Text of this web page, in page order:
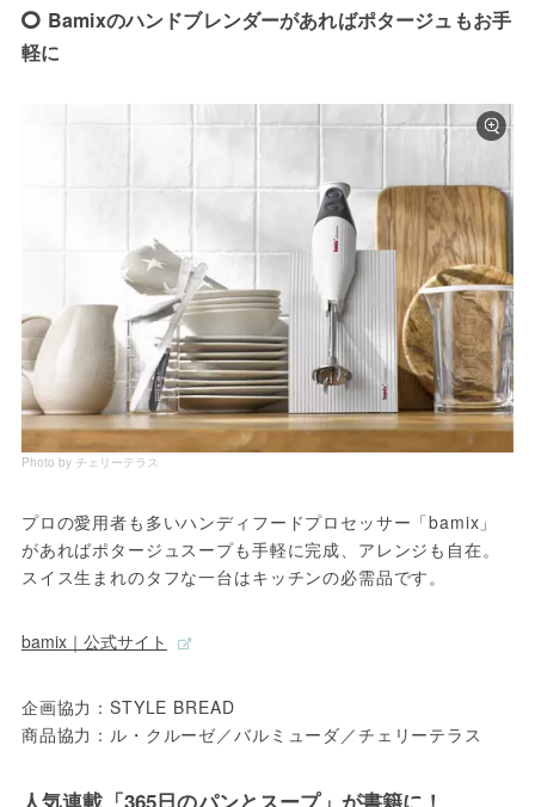
Bamixのハンドブレンダーがあればポタージュもお手
軽に
Photo by チェリーテラス
プロの愛用者も多いハンディフードプロセッサー「bamix」
があればポタージュスープも手軽に完成、アレンジも自在。
スイス生まれのタフな一台はキッチンの必需品です。
bamix｜公式サイト
企画協力：STYLE BREAD
商品協力：ル・クルーゼ／バルミューダ／チェリーテラス
人気連載「365日のパンとスープ」が書籍に！